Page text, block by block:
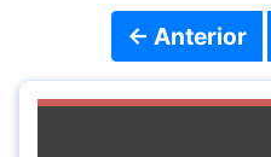
← Anterior